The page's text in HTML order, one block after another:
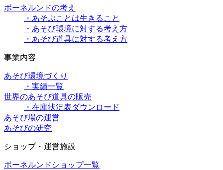
ボーネルンドの考え
・あそぶことは生きること
・あそび環境に対する考え方
・あそび道具に対する考え方
事業内容
あそび環境づくり
・実績一覧
世界のあそび道具の販売
・在庫状況表ダウンロード
あそび場の運営
あそびの研究
ショップ・運営施設
ボーネルンドショップ一覧